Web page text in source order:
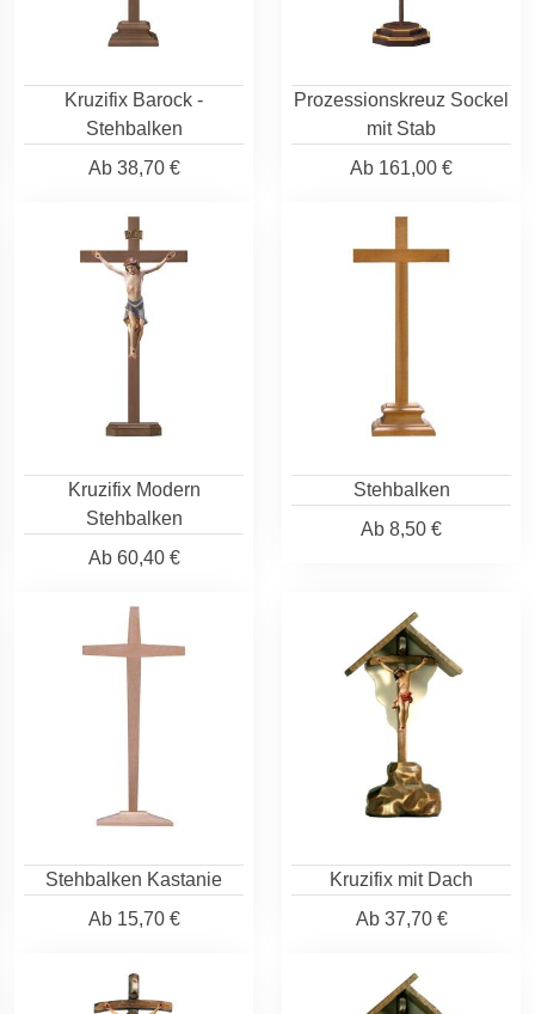
Kruzifix Barock -
Stehbalken
Ab38,70 €
Prozessionskreuz Sockel
mit Stab
Ab 161,00 €
Kruzifix Modern
Stehbalken
Ab60,40 €
Stehbalken
Ab 8,50 €
Stehbalken Kastanie
Ab15,70 €
Kruzifix mit Dach
Ab37,70 €